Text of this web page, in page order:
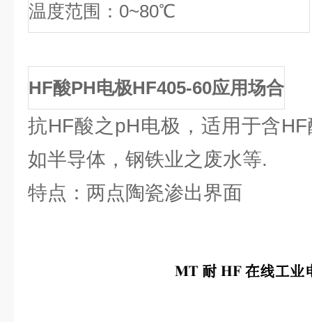
温度范围：0~80℃
HF酸PH电极HF405-60应用场合
抗HF酸之pH电极，适用于含
如半导体，钢铁业之废水等.
特点：两点陶瓷渗出界面